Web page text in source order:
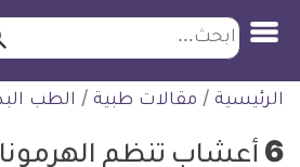
التخطي
للمحتوى
ابحث
الرئيسية / مقالات طبية / الطب
6 أعشاب تنظم